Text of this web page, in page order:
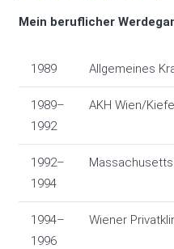
Mein beruflicher
1989 Allgemeines
1989–
1992
AKH Wien/
1992–
1994
1994–
1996
Wiener